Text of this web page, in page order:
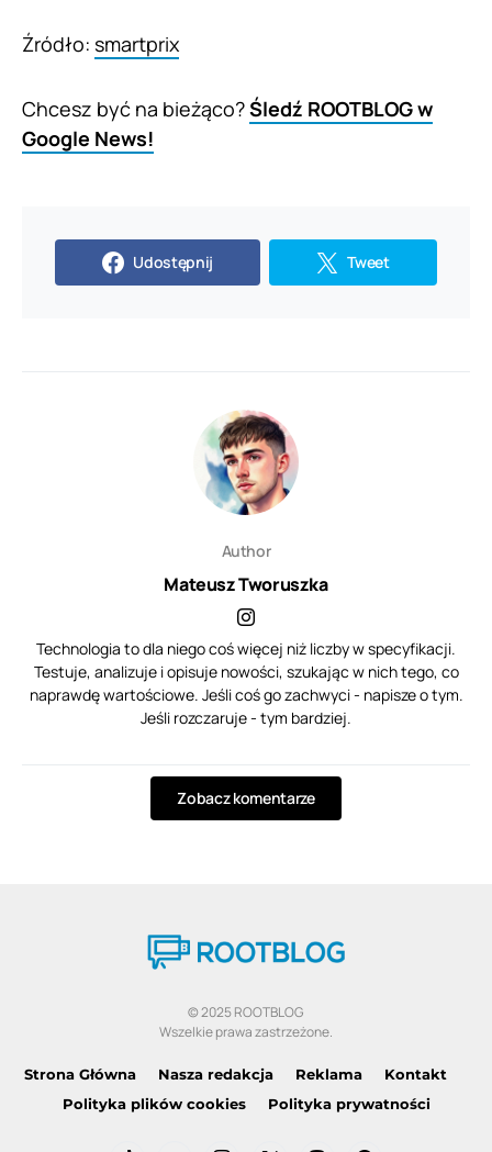
Źródło: smartprix
Chcesz być na bieżąco?Śledź ROOTBLOG w
Google News!
Udostępnij Tweet
Author
Mateusz Tworuszka
Technologia to dla niego coś więcej niż liczby w specyfikacji.
Testuje, analizuje i opisuje nowości, szukając w nich tego, co
naprawdę wartościowe. Jeśli coś go zachwyci - napisze o tym.
Jeśli rozczaruje - tym bardziej.
Zobacz komentarze
© 2025 ROOTBLOG
Wszelkie prawa zastrzeżone.
Strona Główna Nasza redakcja Reklama
Kontakt
Polityka plików cookies
Polityka prywatności